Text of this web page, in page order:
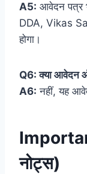
A5: आवेदन पत्र
DDA, Vikas
होगा।
Q6: क्या आवेदन
A6: नहीं, यह
नोट्स)